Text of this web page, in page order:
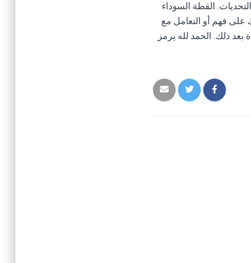
القطة السوداء
فهم أو التعامل مع
ذلك. الحمد لله يرمز